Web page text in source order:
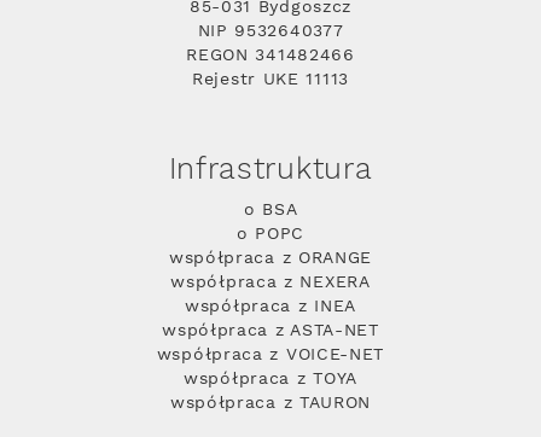
85-031 Bydgoszcz
NIP 9532640377
REGON 341482466
Rejestr UKE 11113
Infrastruktura
o BSA
o POPC
współpraca z ORANGE
współpraca z NEXERA
współpraca z INEA
współpraca z ASTA-NET
współpraca z VOICE-NET
współpraca z TOYA
współpraca z TAURON